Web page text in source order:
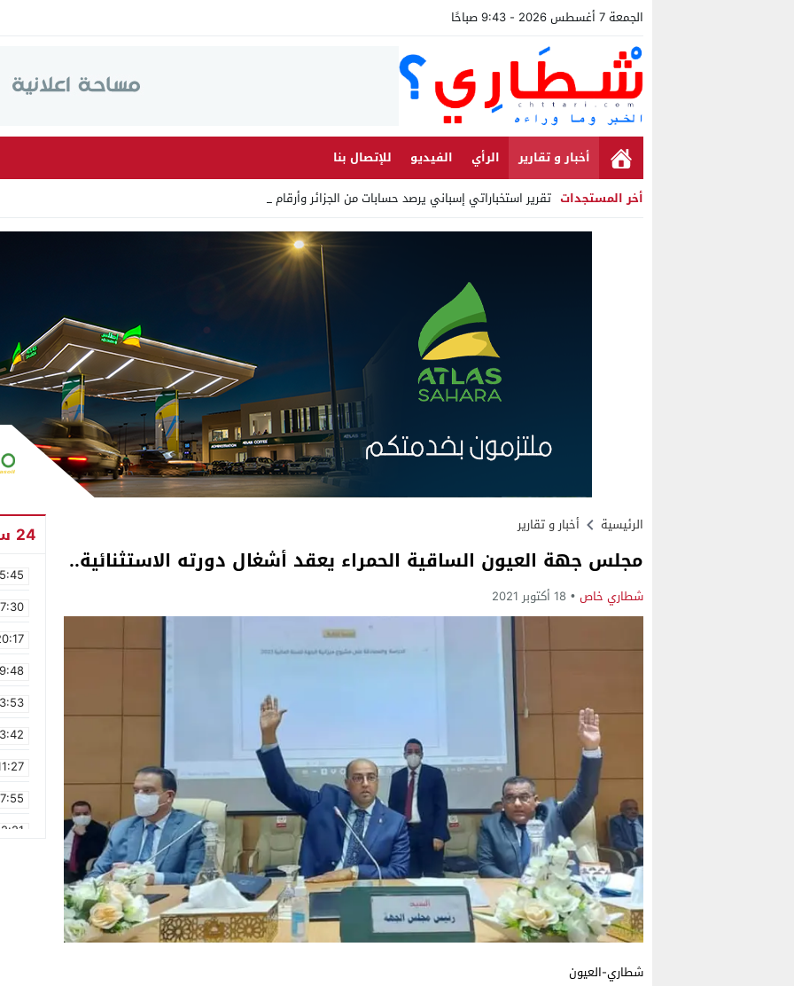
الجمعة 7 أغسطس 2026 - 9:43 صباحًا
أخبار و تقارير الرأي الفيديو
للإتصال بنا
أخر المستجدات تقرير استخباراتي إسباني يرصد حسابات من الجزائر وأرقاما بـ”213+” _
Stop
الرئيسية أخبار و تقارير
مجلس جهة العيون الساقية الحمراء يعقد أشغال دورته الاستثنائية..
شطاري خاص 18 أكتوبر 2021
شطاري-العيون
24 ساعة